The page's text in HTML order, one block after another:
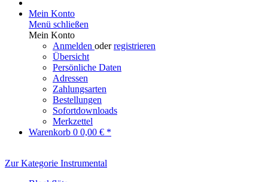
Mein Konto
Menü schließen
Mein Konto
Anmelden oderregistrieren
Übersicht
Persönliche Daten
Adressen
Zahlungsarten
Bestellungen
Sofortdownloads
Merkzettel
Warenkorb 0 0,00 € *
Zur Kategorie Instrumental